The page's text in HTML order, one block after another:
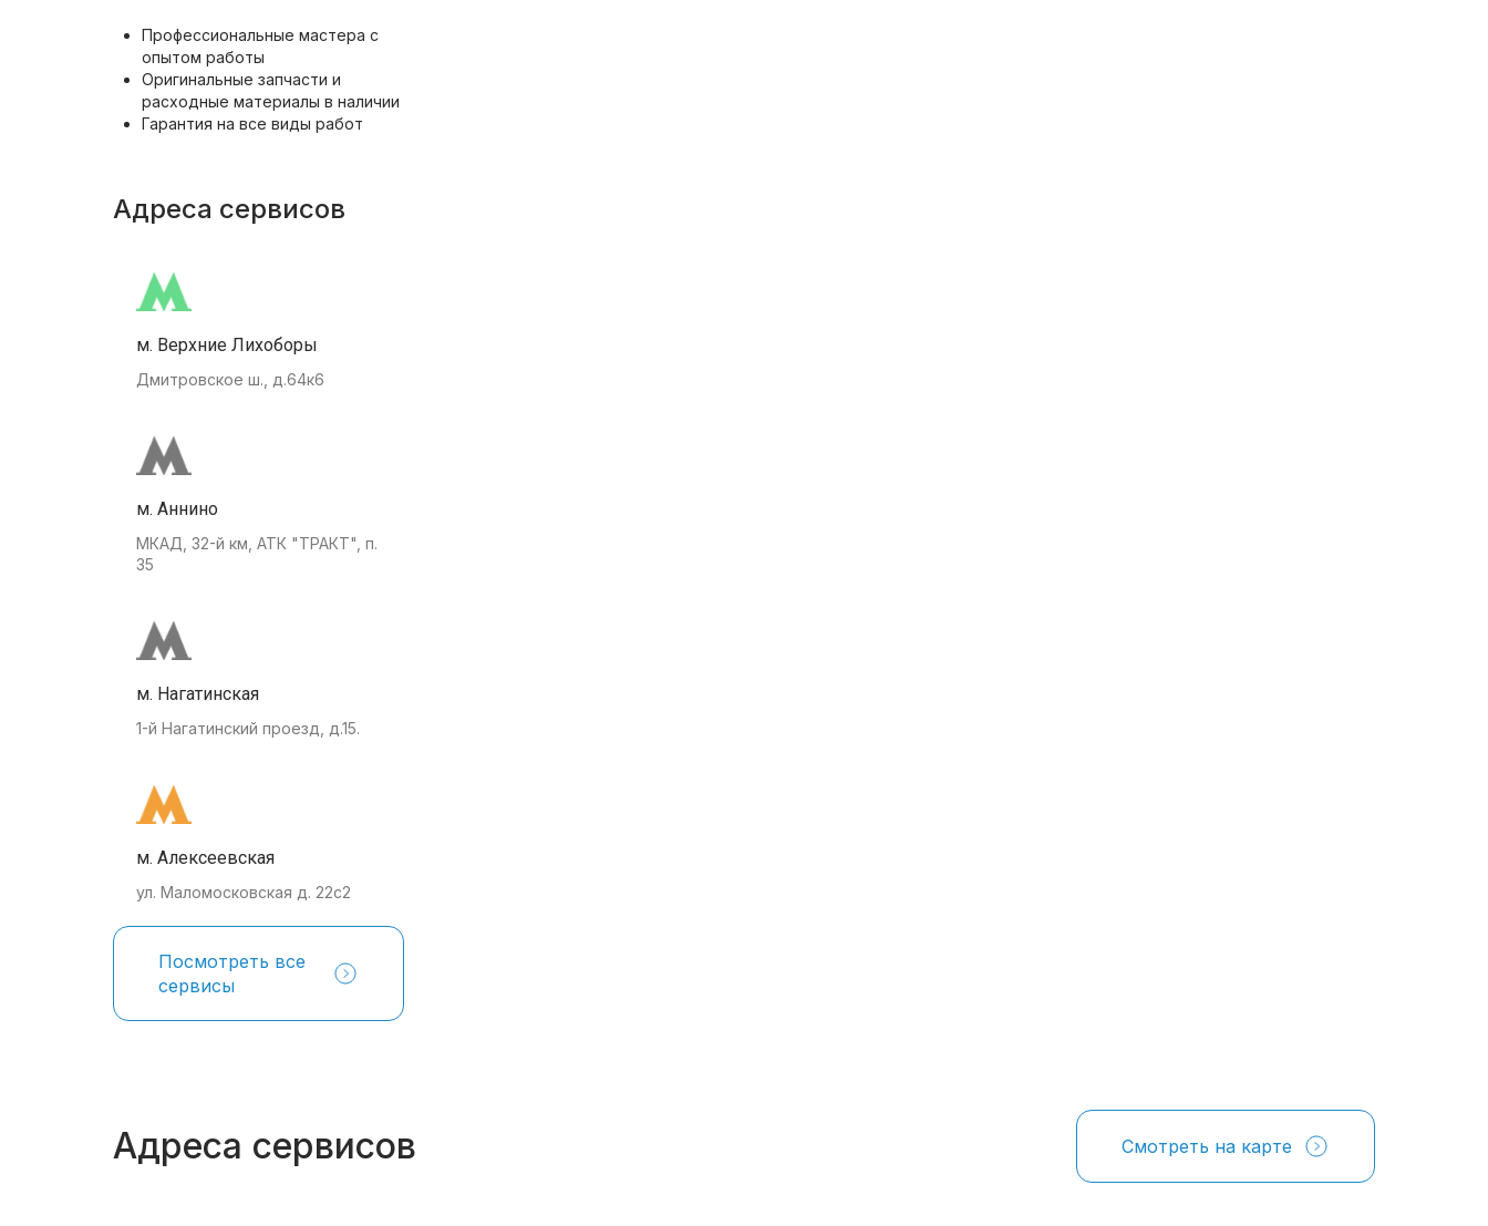
Профессиональные мастера с
опытом работы
Оригинальные запчасти и
расходные материалы в наличии
Гарантия на все виды работ
Адреса сервисов
м. Верхние Лихоборы
Дмитровское ш., д.64к6
м. Аннино
МКАД, 32-й км, АТК "ТРАКТ", п.
35
м. Нагатинская
1-й Нагатинский проезд, д.15.
м. Алексеевская
ул. Маломосковская д. 22с2
Посмотреть все
сервисы
Адреса сервисов Смотреть на карте